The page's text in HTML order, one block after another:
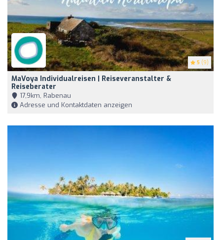
5 (9)
MaVoya Individualreisen | Reiseveranstalter &
Reiseberater
17,9km, Rabenau
Adresse und Kontaktdaten anzeigen